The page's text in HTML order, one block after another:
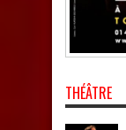
THÉÂTRE